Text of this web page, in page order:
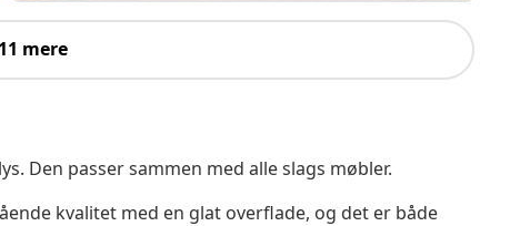
mere
Den passer sammen med alle slags møbler.
kvalitet med en glat overflade, og det er både